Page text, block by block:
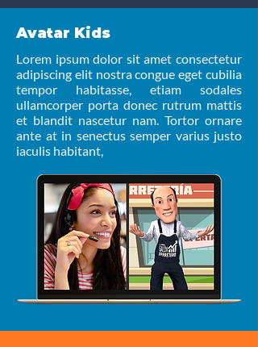
Avatar Kids
Lorem ipsum dolor sit amet consectetur
adipiscing elit nostra congue eget cubilia
tempor habitasse, etiam sodales
ullamcorper porta donec rutrum mattis
et blandit nascetur nam. Tortor ornare
ante at in senectus semper varius justo
iaculis habitant,